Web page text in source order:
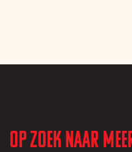
Op zoek naar